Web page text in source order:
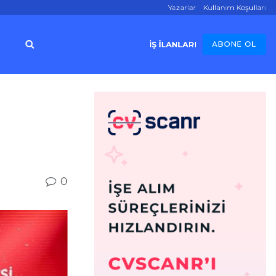
Yazarlar Kullanım Koşulları
İŞ İLANLARI ABONE OL
0